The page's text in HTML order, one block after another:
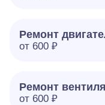
Ремонт
от 600 ₽
Ремонт
от 600 ₽